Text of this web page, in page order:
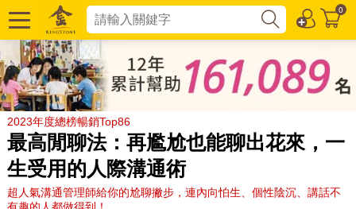
0
2023年度總榜暢銷Top86
最高閒聊法：再尷尬也能聊出花來，一
生受用的人際溝通術
超人氣溝通管理師給你的尬聊撇步，連內向怕生、個性陰沉、講話不
有趣的人都做得到！